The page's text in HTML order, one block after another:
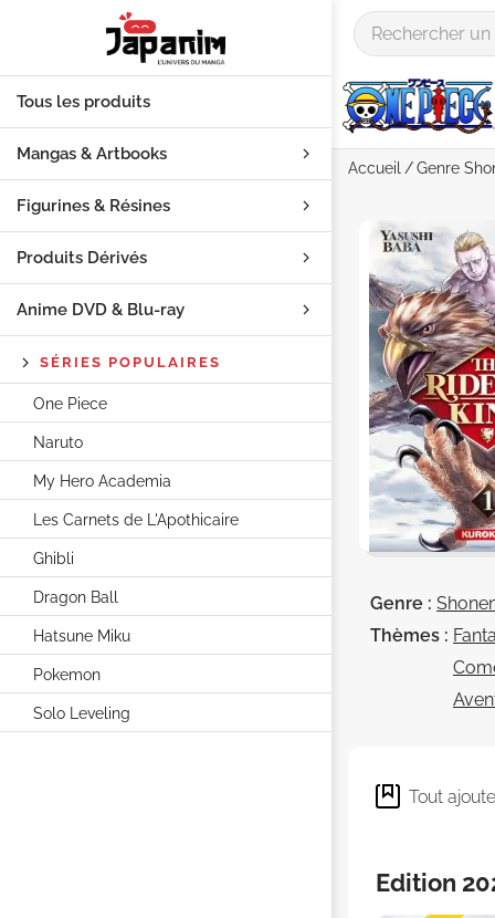
Tous les produits
Mangas & Artbooks
Figurines & Résines
Produits Dérivés
Anime DVD & Blu‑ray
SÉRIES POPULAIRES
One Piece
Naruto
My Hero Academia
Les Carnets de L'Apothicaire
Ghibli
Dragon Ball
Hatsune Miku
Pokemon
Solo Leveling
Accueil Genre
Genre :
Thèmes :
Tout
Edition